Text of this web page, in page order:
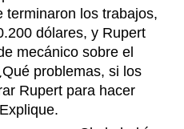
terminaron los trabajos,
dólares, y Rupert
mecánico sobre el
problemas, si los
Rupert para hacer